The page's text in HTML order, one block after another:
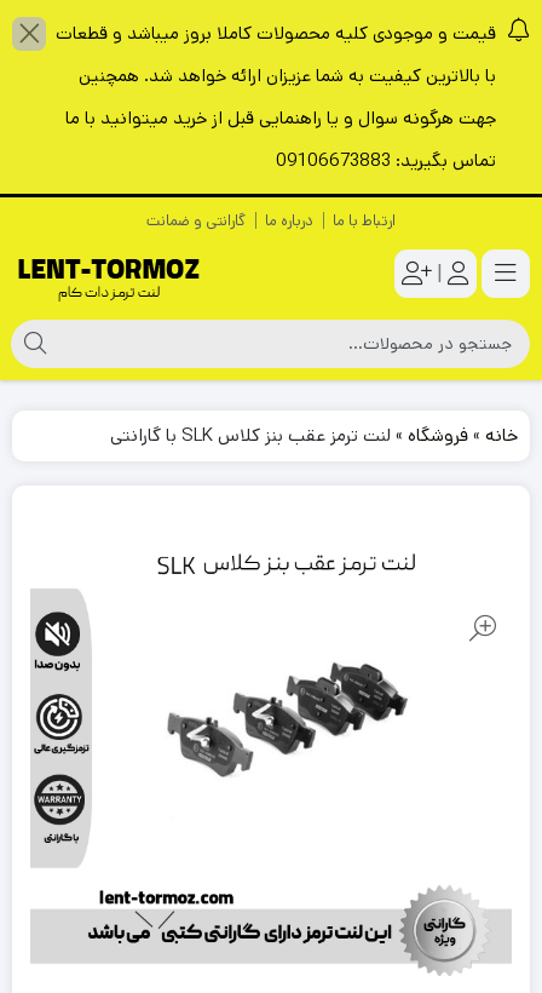
قیمت و موجودی کلیه محصولات کاملا بروز میباشد و قطعات
با بالاترین کیفیت به شما عزیزان ارائه خواهد شد. همچنین
جهت هرگونه سوال و یا راهنمایی قبل از خرید میتوانید با ما
تماس بگیرید: 09106673883
ارتباط با ما درباره ما گارانتی و ضمانت
|
خانه »فروشگاه » لنت ترمز عقب بنز کلاس SLK با گارانتی